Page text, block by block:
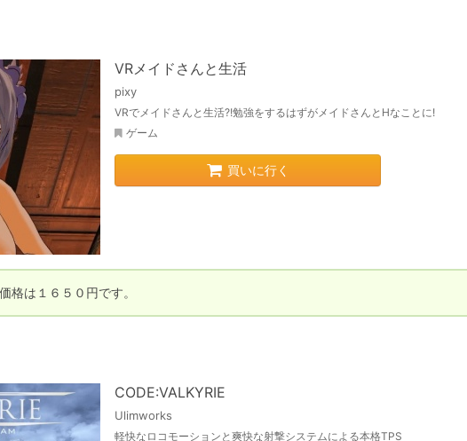
VRメイドさんと生活
pixy
VRでメイドさんと生活?!勉強をするはずがメイドさんとHなことに!
ゲーム
買いに行く
CODE:VALKYRIE
Ulimworks
軽快なロコモーションと爽快な射撃システムによる本格TPS